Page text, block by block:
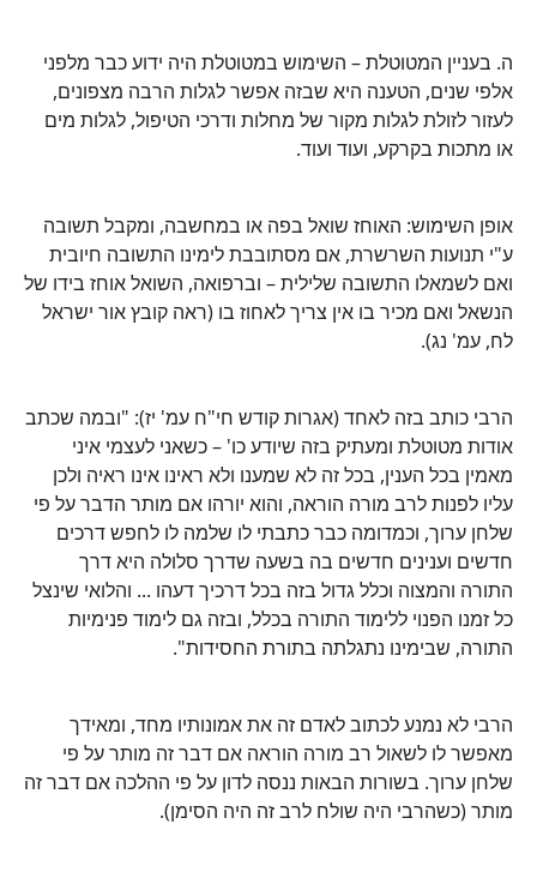
ה. בעניין המטוטלת – השימוש במטוטלת היה ידוע כבר מלפני
אלפי שנים, הטענה היא שבזה אפשר לגלות הרבה מצפונים,
לעזור לזולת לגלות מקור של מחלות ודרכי הטיפול, לגלות מים
או מתכות בקרקע, ועוד ועוד.
אופן השימוש: האוחז שואל בפה או במחשבה, ומקבל תשובה
ע"י תנועות השרשרת, אם מסתובבת לימינו התשובה חיובית
ואם לשמאלו התשובה שלילית – וברפואה, השואל אוחז בידו של
הנשאל ואם מכיר בו אין צריך לאחוז בו (ראה קובץ אור ישראל
לח, עמ' נג).
הרבי כותב בזה לאחד (אגרות קודש חי"ח עמ' יז): "ובמה שכתב
אודות מטוטלת ומעתיק בזה שיודע כו' – כשאני לעצמי איני
מאמין בכל הענין, בכל זה לא שמענו ולא ראינו אינו ראיה ולכן
עליו לפנות לרב מורה הוראה, והוא יורהו אם מותר הדבר על פי
שלחן ערוך, וכמדומה כבר כתבתי לו שלמה לו לחפש דרכים
חדשים וענינים חדשים בה בשעה שדרך סלולה היא דרך
התורה והמצוה וכלל גדול בזה בכל דרכיך דעהו ... והלואי שינצל
כל זמנו הפנוי ללימוד התורה בכלל, ובזה גם לימוד פנימיות
התורה, שבימינו נתגלתה בתורת החסידות".
הרבי לא נמנע לכתוב לאדם זה את אמונותיו מחד, ומאידך
מאפשר לו לשאול רב מורה הוראה אם דבר זה מותר על פי
שלחן ערוך. בשורות הבאות ננסה לדון על פי ההלכה אם דבר זה
מותר (כשהרבי היה שולח לרב זה היה הסימן).